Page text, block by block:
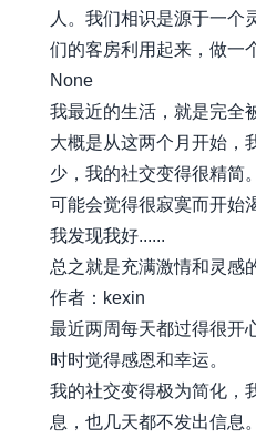
人。我们相识是源于一个
们的客房利用起来，做一
None
我最近的生活，就是完全
大概是从这两个月开始，
少，我的社交变得很精简
可能会觉得很寂寞而开始
我发现我好......
总之就是充满激情和灵感
作者：kexin
最近两周每天都过得很开
时时觉得感恩和幸运。
我的社交变得极为简化，
息，也几天都不发出信息